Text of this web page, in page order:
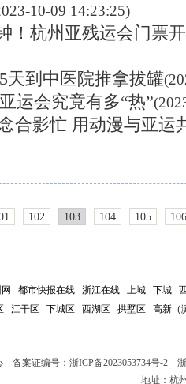
10-09 14:23:25)
！杭州亚残运会门票
天到中医院推拿拔罐
运会究竟有多“热”
合影忙 用动漫与亚运
102 103 104 105 106
都市快报在线 浙江在线 上城 下城
江干区 下城区 西湖区 拱墅区 高新（
备案证编号： 浙ICP备2023053734号-2 浙
地址：杭